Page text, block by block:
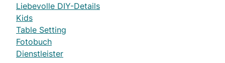
Liebevolle DIY-Details
Kids
Table Setting
Fotobuch
Dienstleister